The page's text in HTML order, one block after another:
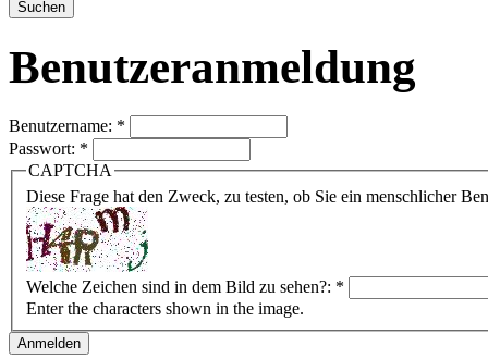
Benutzeranmeldung
Benutzername: *
Passwort: *
CAPTCHA
Diese Frage hat den Zweck, zu testen, ob Sie ein menschlicher
Welche Zeichen sind in dem Bild zu sehen?: *
Enter the characters shown in the image.